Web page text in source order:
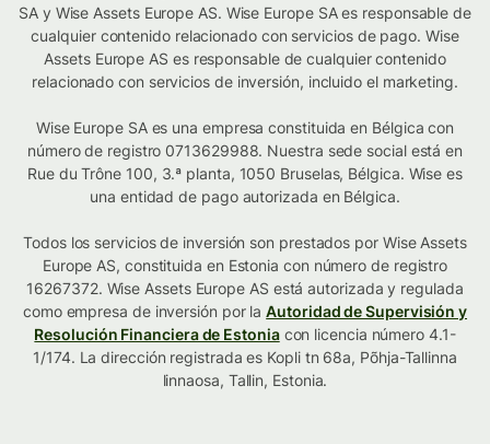
SA y Wise Assets Europe AS. Wise Europe SA es responsable de
cualquier contenido relacionado con servicios de pago. Wise
Assets Europe AS es responsable de cualquier contenido
relacionado con servicios de inversión, incluido el marketing.
Wise Europe SA es una empresa constituida en Bélgica con
número de registro 0713629988. Nuestra sede social está en
Rue du Trône 100, 3.ª planta, 1050 Bruselas, Bélgica. Wise es
una entidad de pago autorizada en Bélgica.
Todos los servicios de inversión son prestados por Wise Assets
Europe AS, constituida en Estonia con número de registro
16267372. Wise Assets Europe AS está autorizada y regulada
como empresa de inversión por laAutoridad de Supervisión y
Resolución Financiera de Estoniacon licencia número 4.1-
1/174. La dirección registrada es Kopli tn 68a, Põhja-Tallinna
linnaosa, Tallin, Estonia.